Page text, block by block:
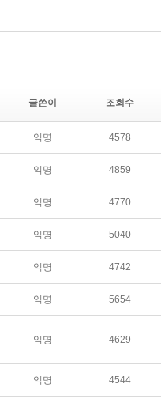
글쓴이 조회수
익명 4578
익명 4859
익명 4770
익명 5040
익명 4742
익명 5654
익명 4629
익명 4544